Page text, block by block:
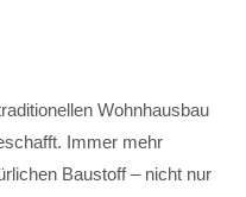
Wohnhausbau
Immer mehr
Baustoff – nicht nur